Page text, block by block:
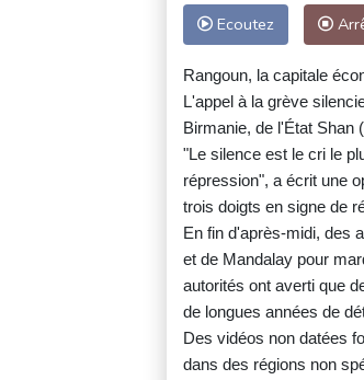
Ecoutez
Rangoun, la capitale
L'appel à la grève
Birmanie, de l'État Shan
"Le silence est le cri le
répression", a écrit une
trois doigts en signe de
En fin d'après-midi, des
et de Mandalay pour
autorités ont averti que
de longues années de
Des vidéos non datées
dans des régions non